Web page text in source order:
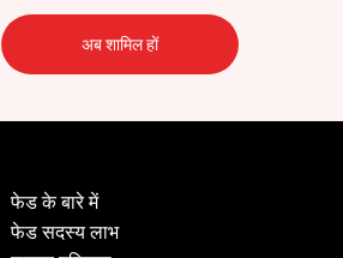
अब शामिल हों
फेड के बारे में
फेड सदस्य लाभ